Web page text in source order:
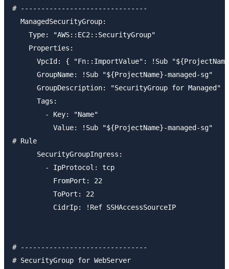
# -------------------------------
  ManagedSecurityGroup:
    Type: "AWS::EC2::SecurityGroup"
    Properties:
VpcId: { "Fn::ImportValue": !Sub
      GroupName: !Sub "${ProjectName}-managed-sg"
      GroupDescription: "SecurityGroup for Managed"
      Tags:
        - Key: "Name"
          Value: !Sub "${ProjectName}-managed-sg"
# Rule
      SecurityGroupIngress:
        - IpProtocol: tcp
          FromPort: 22
          ToPort: 22
          CidrIp: !Ref SSHAccessSourceIP
# -------------------------------
# SecurityGroup for WebServer